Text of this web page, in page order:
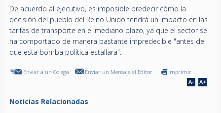
De acuerdo al ejecutivo, es imposible predecir cómo la
decisión del pueblo del Reino Unido tendrá un impacto en las
tarifas de transporte en el mediano plazo, ya que el sector se
ha comportado de manera bastante impredecible "antes de
que esta bomba política estallara".
Enviar a un Colega Enviar un Mensaje al Editor Imprimir
Noticias Relacionadas